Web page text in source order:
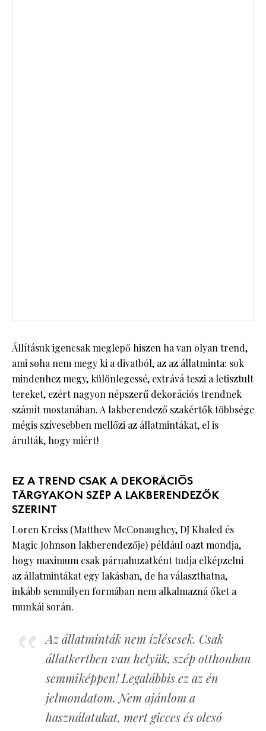
Állításuk igencsak meglepő hiszen ha van olyan trend,
ami soha nem megy ki a divatból, az az állatminta: sok
mindenhez megy, különlegessé, extrává teszi a letisztult
tereket, ezért nagyon népszerű dekorációs trendnek
számít mostanában. A lakberendező szakértők többsége
mégis szívesebben mellőzi az állatmintákat, el is
árulták, hogy miért!
EZ A TREND CSAK A DEKORÁCIÓS
TÁRGYAKON SZÉP A LAKBERENDEZŐK
SZERINT
Loren Kreiss (Matthew McConaughey, DJ Khaled és
Magic Johnson lakberendezője) például oazt mondja,
hogy maximum csak párnahuzatként tudja elképzelni
az állatmintákat egy lakásban, de ha választhatna,
inkább semmilyen formában nem alkalmazná őket a
munkái során.
Az állatminták nem ízlésesek. Csak
állatkertben van helyük, szép otthonban
semmiképpen! Legalábbis ez az én
jelmondatom. Nem ajánlom a
használatukat, mert gicces és olcsó